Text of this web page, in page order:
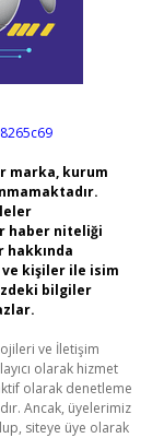
marka, kurum
haber niteliği
hakkında
ve kişiler ile isim
bilgiler
ve İletişim
olarak hizmet
olarak denetleme
Ancak, üyelerimiz
siteye üye olarak